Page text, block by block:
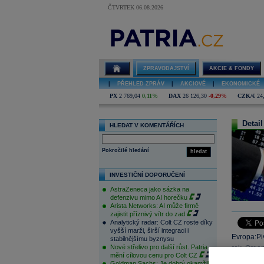
ČTVRTEK 06.08.2026
ZPRAVODAJSTVÍ AKCIE & FONDY
PŘEHLED ZPRÁV AKCIOVÉ EKONOMICKÉ
PX 2 769,04 0,11% DAX 26 126,30 -0,29% CZK/€
HLEDAT V KOMENTÁŘÍCH
hledat
Pokročilé hledání
INVESTIČNÍ DOPORUČENÍ
AstraZeneca jako sázka na
defenzivu mimo AI horečku
Arista Networks: AI může firmě
zajistit příznivý vítr do zad
Analytický radar: Colt CZ roste díky
vyšší marži, širší integraci i
stabilnějšímu byznysu
Nové střelivo pro další růst. Patria
mění cílovou cenu pro Colt CZ
rok.